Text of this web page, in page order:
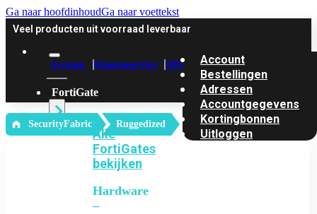
Ga naar hoofdinhoudGa naar voettekst
Veel producten uit voorraad leverbaar
Account Klantenservice Offerte
FortiGate
Alle
FortiGates
bekijken
Hardware
–
Account
Bestellingen
Adressen
Accountgegevens
Kortingbonnen
Uitloggen
‎ SecurityFabric Ruggedized